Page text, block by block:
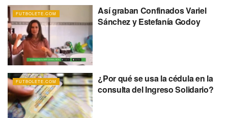
FUTBOLETE.COM
Así graban Confinados Variel
Sánchez y Estefanía Godoy
FUTBOLETE.COM
¿Por qué se usa la cédula en la
consulta del Ingreso Solidario?